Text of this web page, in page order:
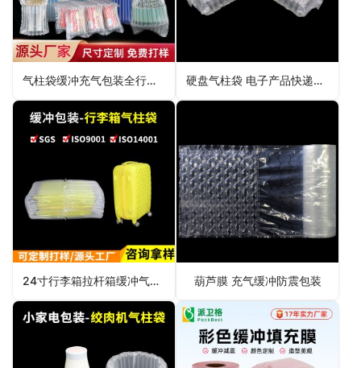
气柱袋缓冲充气包装全行业解决方案 硬盘气柱袋 电子产品快递保护包装
24寸行李箱拉杆箱缓冲气柱袋 葫芦膜 充气缓冲防震包装